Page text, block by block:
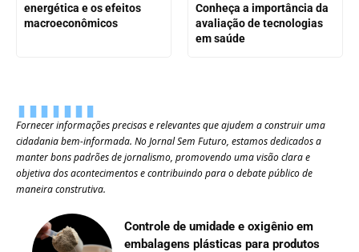
energética e os efeitos
macroeconômicos
Conheça a importância da
avaliação de tecnologias
em saúde
Fornecer informações precisas e relevantes que ajudem a construir uma
cidadania bem-informada. No Jornal Sem Futuro, estamos dedicados a
manter bons padrões de jornalismo, promovendo uma visão clara e
objetiva dos acontecimentos e contribuindo para o debate público de
maneira construtiva.
Controle de umidade e oxigênio em
embalagens plásticas para produtos